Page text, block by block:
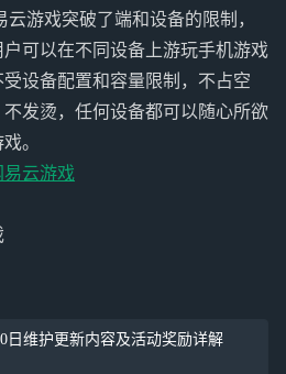
游戏突破了端和设备的限制，
可以在不同设备上游玩手机游戏
设备配置和容量限制，不占空
发烫，任何设备都可以随心所欲
。
易云游戏
日维护更新内容及活动奖励详解